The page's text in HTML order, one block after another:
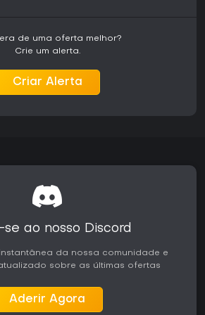
Midgar.
e modelos de personagens receberam
HD com novos assets que melhoram
importantes e momentos
a apresentação
tanto para fãs de Final Fantasy
e envolventes, enquanto o
imprevisibilidade que
de uma oferta melhor?
Crie um alerta.
Criar Alerta
ao nosso Discord
da nossa comunidade e
sobre as últimas ofertas
Aderir Agora